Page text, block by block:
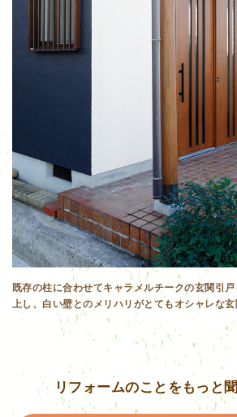
既存の柱に合わせてキャラメルチークの玄関引
上し、白い壁とのメリハリがとてもオシャレな玄
リフォームのことをもっと